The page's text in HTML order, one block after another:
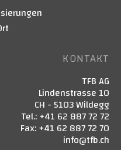
KONTAKT
TFB AG
Lindenstrasse 10
CH - 5103 Wildegg
Tel.: +41 62 887 72 72
Fax: +41 62 887 72 70
info@tfb.ch